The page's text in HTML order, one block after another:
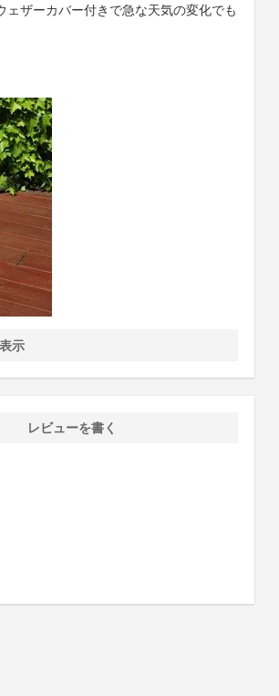
ザーカバー付きで急な天気の変化でも
示
レビューを書く